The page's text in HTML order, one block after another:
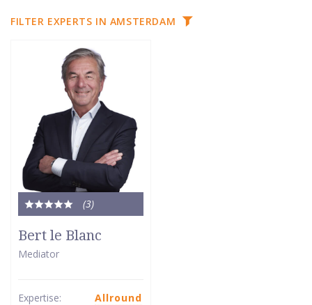
FILTER EXPERTS IN AMSTERDAM
(3)
Totale
waardering:
5
van
Bert le Blanc
Mediator
Expertise:
Allround